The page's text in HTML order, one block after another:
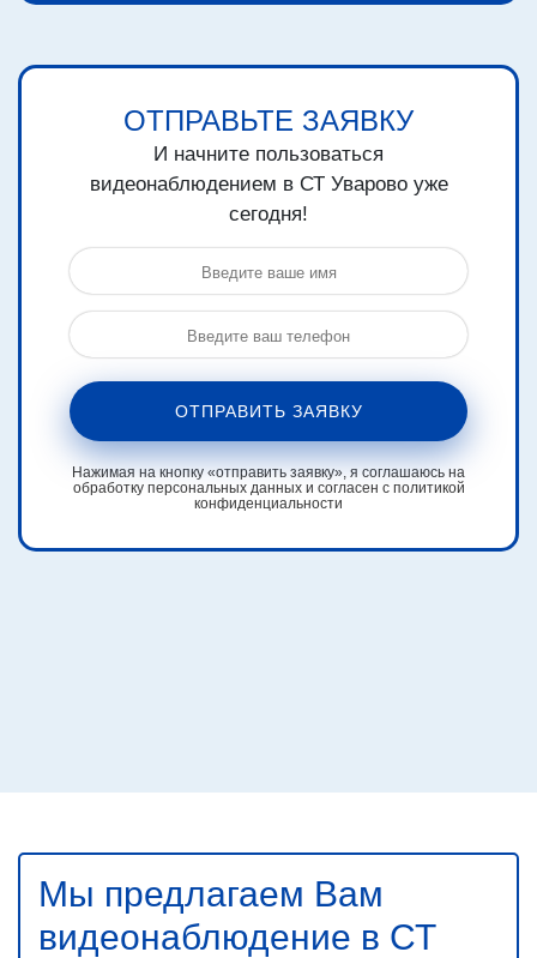
ОТПРАВЬТЕ ЗАЯВКУ
И начните пользоваться
видеонаблюдением в СТ Уварово уже
сегодня!
ОТПРАВИТЬ ЗАЯВКУ
Нажимая на кнопку «отправить заявку», я соглашаюсь на
обработку персональных данных и согласен с политикой
конфиденциальности
Мы предлагаем Вам
видеонаблюдение в СТ